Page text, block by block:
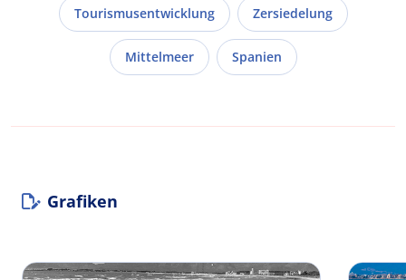
Tourismusentwicklung Zersiedelung
Mittelmeer Spanien
Grafiken